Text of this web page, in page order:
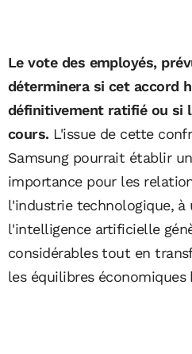
Le vote des employés,
déterminera si cet accord
définitivement ratifié ou si
cours. L'issue de cette
Samsung pourrait établir
importance pour les
l'industrie technologique, à
l'intelligence artificielle
considérables tout en
les équilibres économiques